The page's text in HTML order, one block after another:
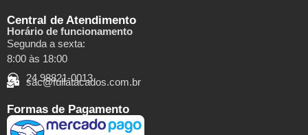
Central de Atendimento
Horário de funcionamento
Segunda a sexta:
8:00 às 18:00
24 98821-0013
sac@fullatacados.com.br
Formas de Pagamento